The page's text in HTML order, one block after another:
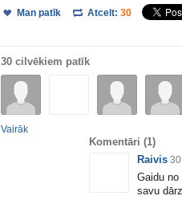
Man patīk Atcelt: 30
30 cilvēkiem patīk
Vairāk
Komentāri (1)
Raivis
Gaidu no
savu